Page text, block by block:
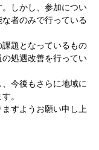
しかし、参加につい
者のみで行っている
題となっているもの
処遇改善を行ってい
今後もさらに地域に
。
すようお願い申し上